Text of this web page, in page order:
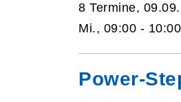
8 Termine,
Mi., 09:00 -
Power-